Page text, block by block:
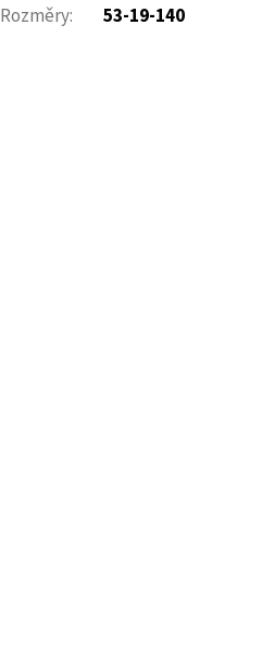
Rozměry: 53-19-140